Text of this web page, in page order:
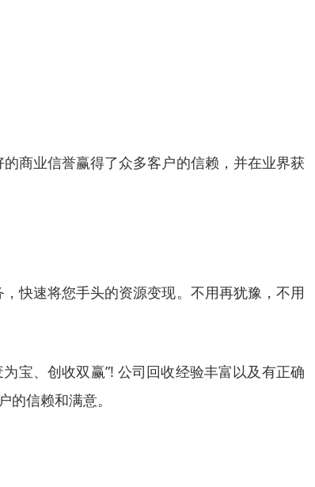
商业信誉赢得了众多客户的信赖，并在业界获
快速将您手头的资源变现。不用再犹豫，不用
宝、创收双赢”! 公司回收经验丰富以及有正确
信赖和满意。